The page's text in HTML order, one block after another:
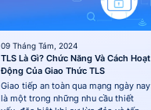
09 Tháng Tám, 2024
TLS Là Gì? Chức Năng Và Cách Hoạt
Động Của Giao Thức TLS
Giao tiếp an toàn qua mạng ngày nay
là một trong những nhu cầu thiết